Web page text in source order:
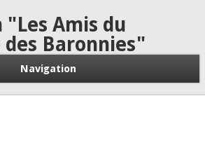
Amis du
Baronnies"
Navigation